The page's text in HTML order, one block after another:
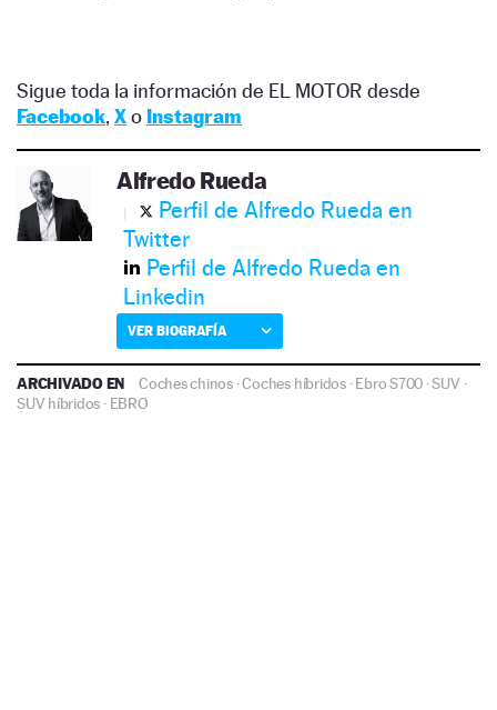
Sigue toda la información de EL MOTOR desde
Facebook, Xo Instagram
Alfredo Rueda
Perfil de Alfredo Rueda en
Twitter
Perfil de Alfredo Rueda en
Linkedin
VER BIOGRAFÍA
ARCHIVADO EN Coches chinos ·Coches híbridos·Ebro S700 ·SUV ·
SUV híbridos · EBRO